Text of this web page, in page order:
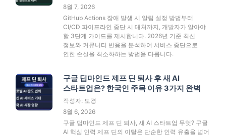
8월 7, 2026
GitHub Actions 장애 발생 시 알림 설정 방법부터
CI/CD 파이프라인 중단 시 대처까지, 개발자가 알아야
할 3단계 가이드를 제시합니다. 2026년 기준 최신
정보와 커뮤니티 반응을 분석하여 서비스 중단으로
인한 손실을 최소화하는 방법을 다룹니다.
구글 딥마인드 제프 딘 퇴사 후 새 AI
스타트업은? 한국인 주목 이유 3가지 완벽
작성자: 도경
8월 6, 2026
구글 딥마인드 제프 딘 퇴사, 새 AI 스타트업 무엇? 구글
AI 핵심 인력 제프 딘의 이탈은 단순한 인력 유출을 넘어